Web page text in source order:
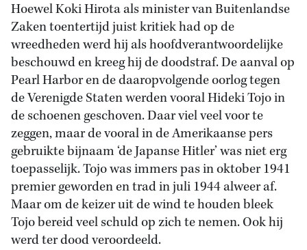
Hoewel Koki Hirota als minister van Buitenlandse
Zaken toentertijd juist kritiek had op de
wreedheden werd hij als hoofdverantwoordelijke
beschouwd en kreeg hij de doodstraf. De aanval op
Pearl Harbor en de daaropvolgende oorlog tegen
de Verenigde Staten werden vooral Hideki Tojo in
de schoenen geschoven. Daar viel veel voor te
zeggen, maar de vooral in de Amerikaanse pers
gebruikte bijnaam ‘de Japanse Hitler’ was niet erg
toepasselijk. Tojo was immers pas in oktober 1941
premier geworden en trad in juli 1944 alweer af.
Maar om de keizer uit de wind te houden bleek
Tojo bereid veel schuld op zich te nemen. Ook hij
werd ter dood veroordeeld.